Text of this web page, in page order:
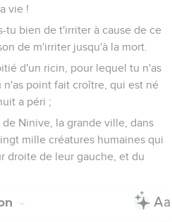
vie !
tu bien de t'irriter à cause de ce
de m'irriter jusqu'à la mort.
d'un ricin, pour lequel tu n'as
point fait croître, qui est né
a péri ;
Ninive, la grande ville, dans
mille créatures humaines qui
droite de leur gauche, et du